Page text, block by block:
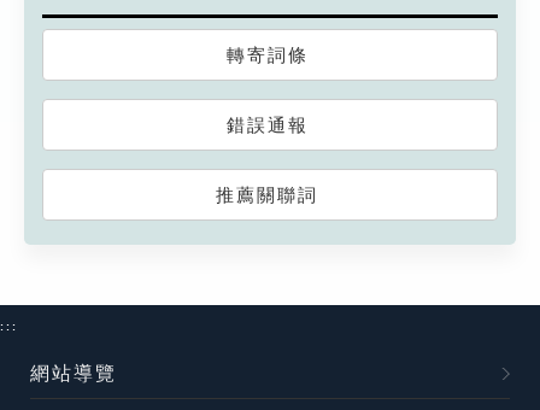
轉寄詞條
錯誤通報
推薦關聯詞
:::
網站導覽